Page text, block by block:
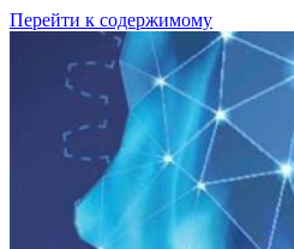
Перейти к содержимому